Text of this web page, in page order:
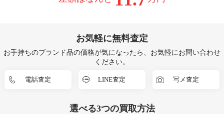
お気軽に無料査定
お手持ちのブランド品の価格が気になったら、お気軽にお問い合わせ
ください。
電話査定 LINE査定 写メ査定
選べる3つの買取方法